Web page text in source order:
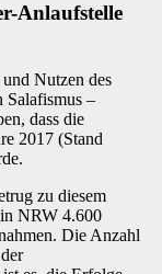
Anlaufstelle
Nutzen des
Salafismus –
dass die
2017 (Stand
zu diesem
NRW 4.600
Die Anzahl